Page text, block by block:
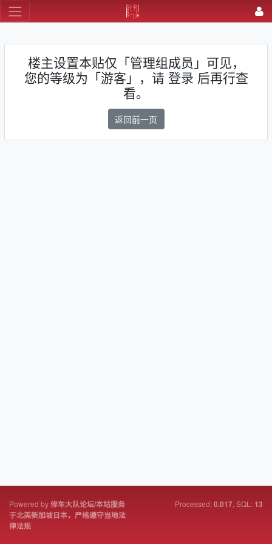
楼主设置本贴仅「管理组成员」可见，
您的等级为「游客」，请 登录 后再行查
看。
返回前一页
Powered by修车大队论坛/本站服务
于北美新加坡日本，严格遵守当地法
律法规
Processed:0.017, SQL: 13